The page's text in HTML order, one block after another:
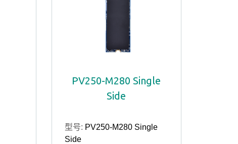
PV250-M280 Single
Side
型号: PV250-M280 Single
Side